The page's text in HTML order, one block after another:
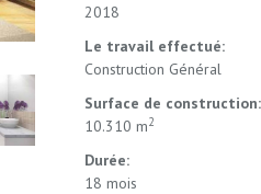
2018
Le travail effectué:
Construction Général
Surface de construction:
10.310 m2
Durée:
18 mois